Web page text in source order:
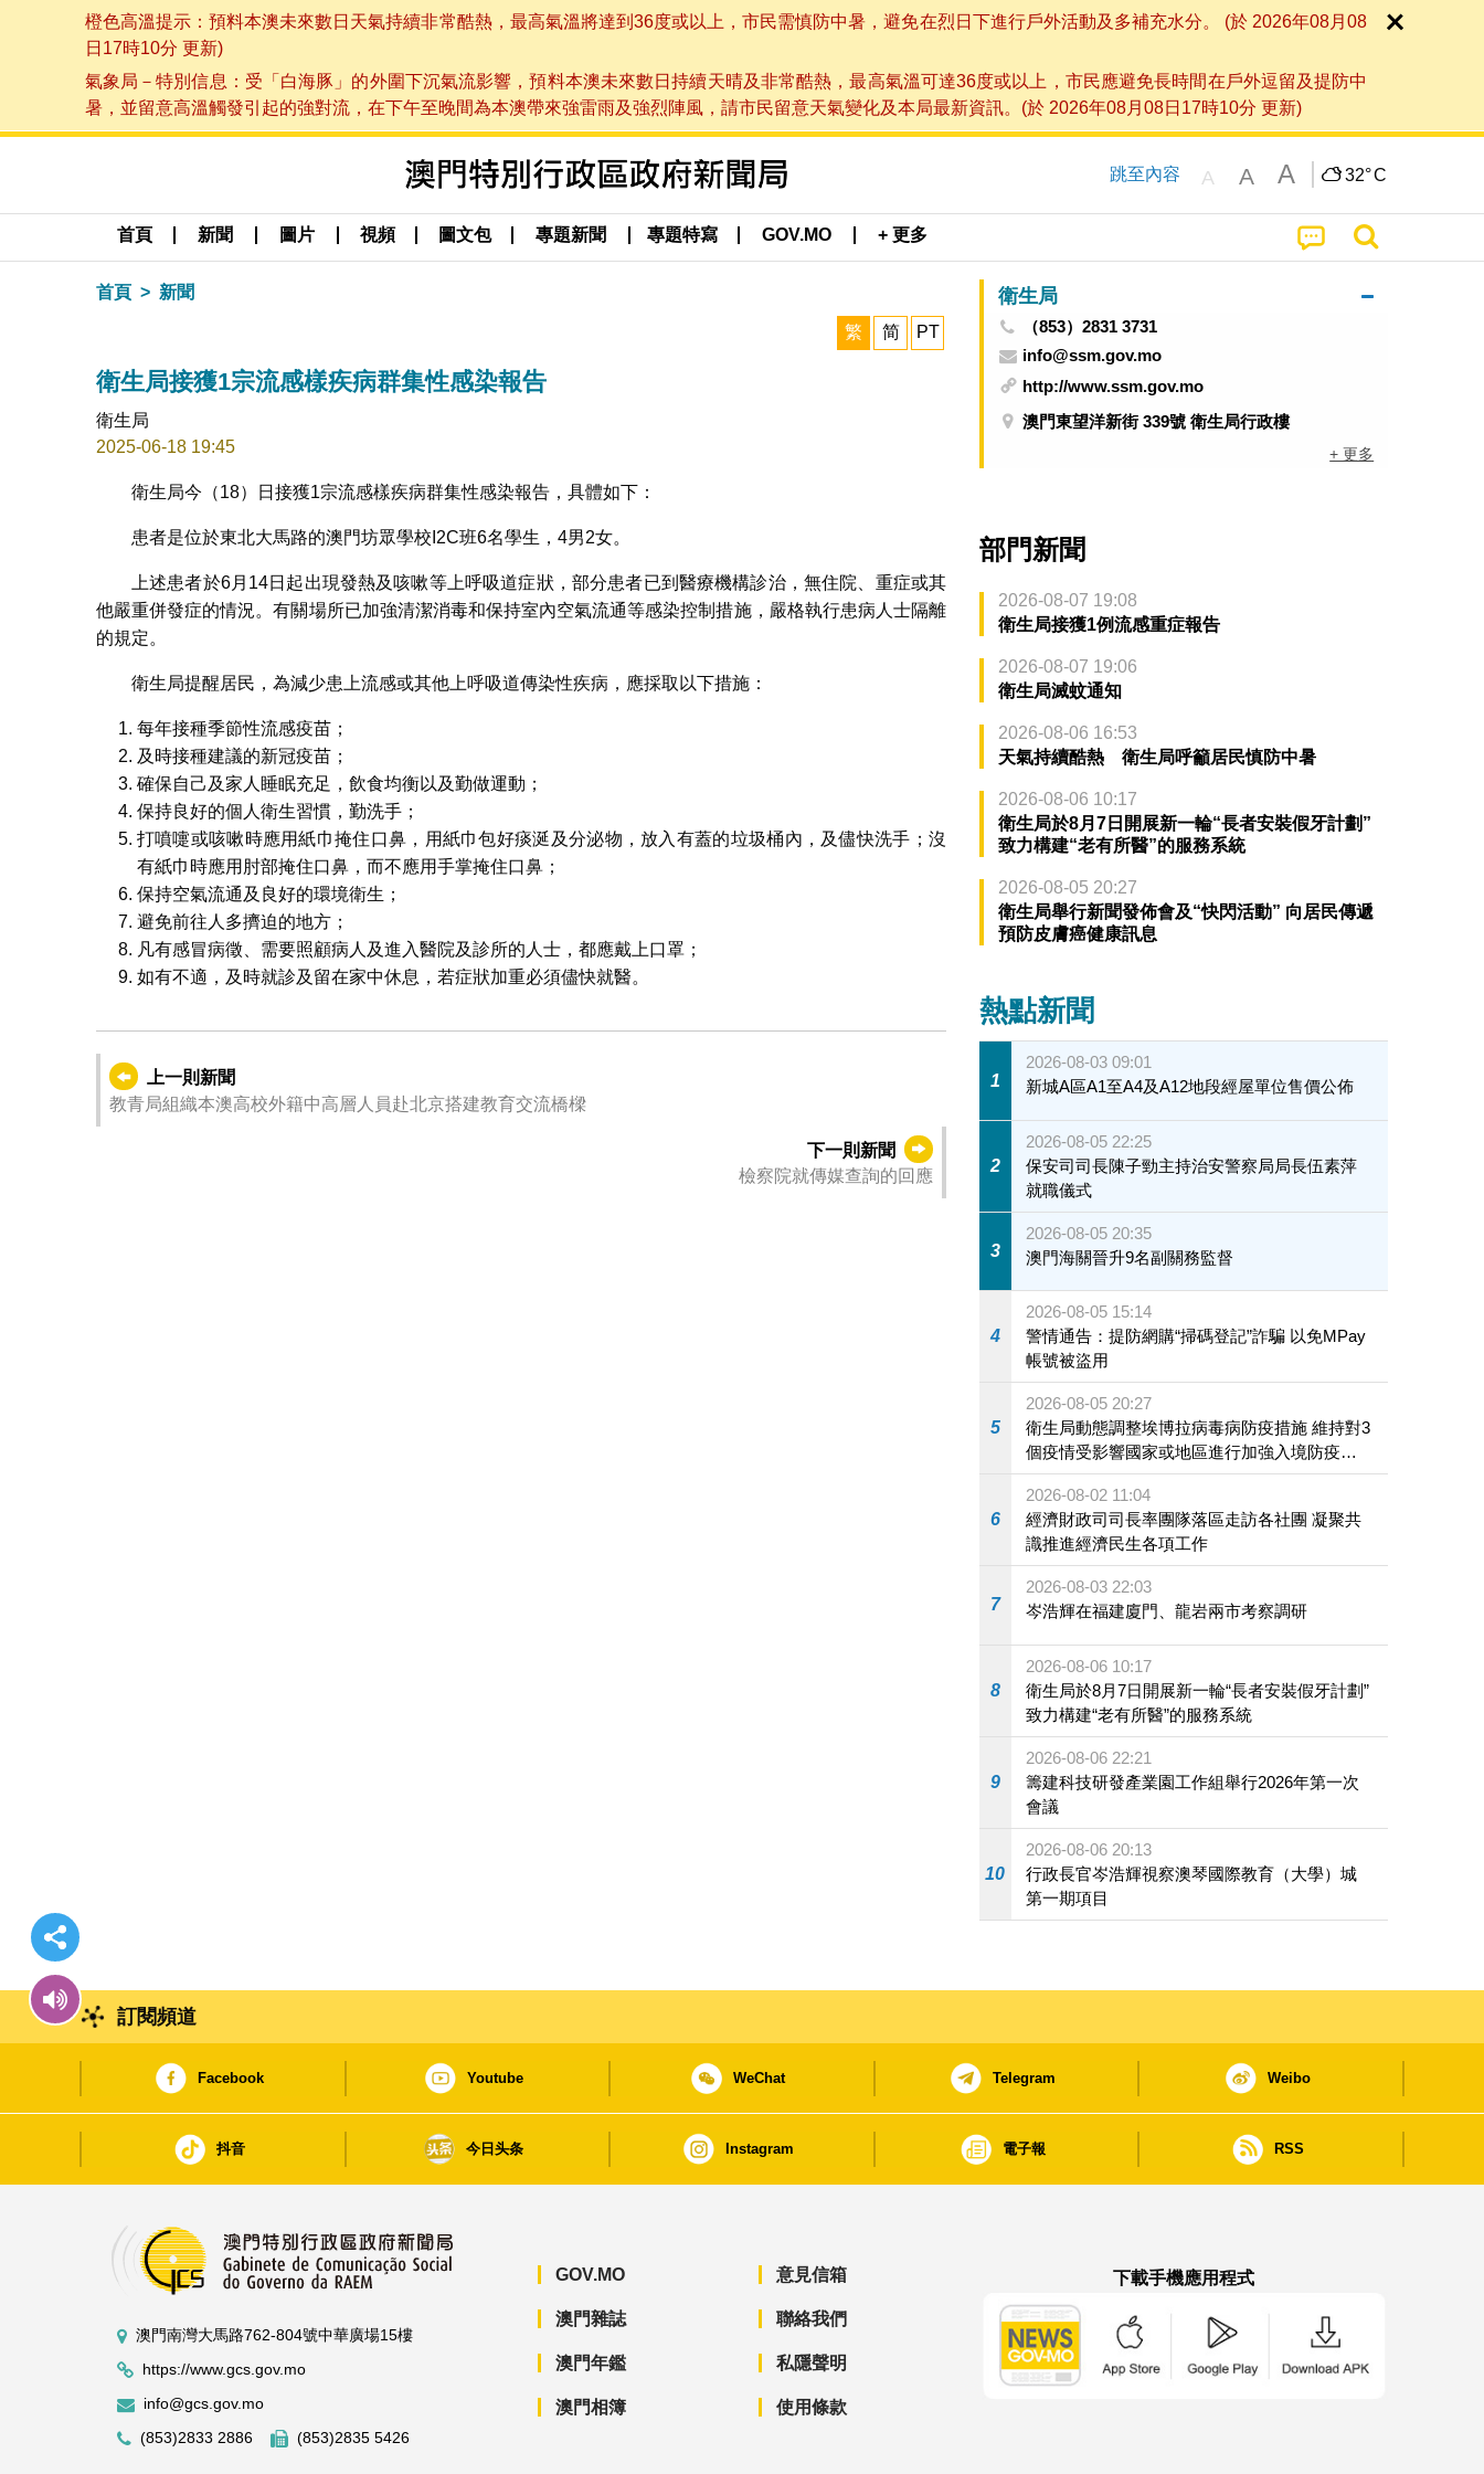
橙色高溫提示：預料本澳未來數日天氣持續非常酷熱，最高氣溫將達到36度或以上，市民需慎防中暑，避免在烈日下進行戶外活動及多補充水分。 (於 2026年08月08
日17時10分 更新)
氣象局－特別信息：受「白海豚」的外圍下沉氣流影響，預料本澳未來數日持續天晴及非常酷熱，最高氣溫可達36度或以上，市民應避免長時間在戶外逗留及提防中
暑，並留意高溫觸發引起的強對流，在下午至晚間為本澳帶來強雷雨及強烈陣風，請市民留意天氣變化及本局最新資訊。(於 2026年08月08日17時10分 更新)
跳至內容 A A A 32°C
首頁 新聞 圖片 視頻 圖文包 專題新聞 專題特寫 GOV.MO + 更多
首頁 新聞
繁 简 PT
衛生局接獲1宗流感樣疾病群集性感染報告
衛生局
2025-06-18 19:45
衛生局今（18）日接獲1宗流感樣疾病群集性感染報告，具體如下：
患者是位於東北大馬路的澳門坊眾學校I2C班6名學生，4男2女。
上述患者於6月14日起出現發熱及咳嗽等上呼吸道症狀，部分患者已到醫療機構診治，無住院、重症或其
他嚴重併發症的情況。有關場所已加強清潔消毒和保持室內空氣流通等感染控制措施，嚴格執行患病人士隔離
的規定。
衛生局提醒居民，為減少患上流感或其他上呼吸道傳染性疾病，應採取以下措施：
每年接種季節性流感疫苗；
及時接種建議的新冠疫苗；
確保自己及家人睡眠充足，飲食均衡以及勤做運動；
保持良好的個人衛生習慣，勤洗手；
打噴嚏或咳嗽時應用紙巾掩住口鼻，用紙巾包好痰涎及分泌物，放入有蓋的垃圾桶內，及儘快洗手；沒
有紙巾時應用肘部掩住口鼻，而不應用手掌掩住口鼻；
保持空氣流通及良好的環境衛生；
避免前往人多擠迫的地方；
凡有感冒病徵、需要照顧病人及進入醫院及診所的人士，都應戴上口罩；
如有不適，及時就診及留在家中休息，若症狀加重必須儘快就醫。
上一則新聞
教青局組織本澳高校外籍中高層人員赴北京搭建教育交流橋樑
下一則新聞
檢察院就傳媒查詢的回應
衛生局
（853）2831 3731
info@ssm.gov.mo
http://www.ssm.gov.mo
澳門東望洋新街 339號 衛生局行政樓
+ 更多
部門新聞
2026-08-07 19:08
衛生局接獲1例流感重症報告
2026-08-07 19:06
衛生局滅蚊通知
2026-08-06 16:53
天氣持續酷熱 衛生局呼籲居民慎防中暑
2026-08-06 10:17
衛生局於8月7日開展新一輪“長者安裝假牙計劃”
致力構建“老有所醫”的服務系統
2026-08-05 20:27
衛生局舉行新聞發佈會及“快閃活動” 向居民傳遞
預防皮膚癌健康訊息
熱點新聞
1
2026-08-03 09:01
新城A區A1至A4及A12地段經屋單位售價公佈
2
2026-08-05 22:25
保安司司長陳子勁主持治安警察局局長伍素萍
就職儀式
3
2026-08-05 20:35
澳門海關晉升9名副關務監督
4
2026-08-05 15:14
警情通告：提防網購“掃碼登記”詐騙 以免MPay
帳號被盜用
5
2026-08-05 20:27
衛生局動態調整埃博拉病毒病防疫措施 維持對3
個疫情受影響國家或地區進行加強入境防疫措
施
6
2026-08-02 11:04
經濟財政司司長率團隊落區走訪各社團 凝聚共
識推進經濟民生各項工作
7
2026-08-03 22:03
岑浩輝在福建廈門、龍岩兩市考察調研
8
2026-08-06 10:17
衛生局於8月7日開展新一輪“長者安裝假牙計劃”
致力構建“老有所醫”的服務系統
9
2026-08-06 22:21
籌建科技研發產業園工作組舉行2026年第一次
會議
10
2026-08-06 20:13
行政長官岑浩輝視察澳琴國際教育（大學）城
第一期項目
訂閱頻道
Facebook Youtube WeChat Telegram Weibo
抖音 今日头条 Instagram 電子報 RSS
澳門南灣大馬路762-804號中華廣場15樓
https://www.gcs.gov.mo
info@gcs.gov.mo
(853)2833 2886
(853)2835 5426
GOV.MO
澳門雜誌
澳門年鑑
澳門相簿
意見信箱
聯絡我們
私隱聲明
使用條款
下載手機應用程式